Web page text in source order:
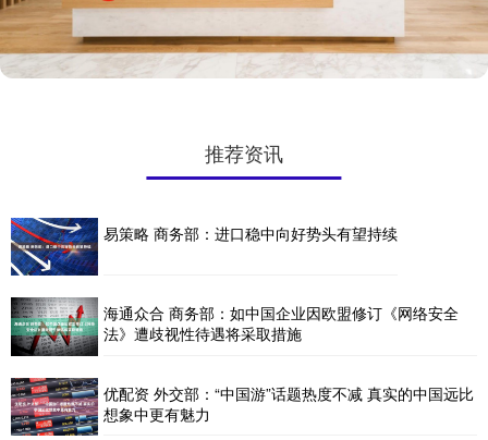
推荐资讯
易策略 商务部：进口稳中向好势头有望持续
海通众合 商务部：如中国企业因欧盟修订《网络安全
法》遭歧视性待遇将采取措施
优配资 外交部：“中国游”话题热度不减 真实的中国远比
想象中更有魅力